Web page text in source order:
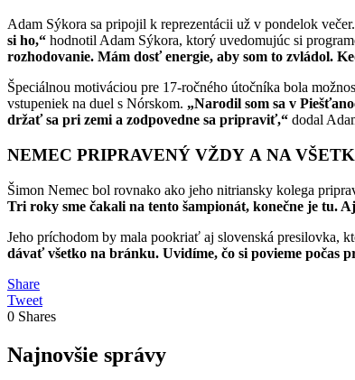
Adam Sýkora sa pripojil k reprezentácii už v pondelok
si ho,“ hodnotil Adam Sýkora, ktorý uvedomujúc si
rozhodovanie. Mám dosť energie, aby som to zvládol.
Špeciálnou motiváciou pre 17-ročného útočníka bola
vstupeniek na duel s Nórskom. „Narodil som sa v
držať sa pri zemi a zodpovedne sa pripraviť,“ dodal
NEMEC PRIPRAVENÝ VŽDY A NA
Šimon Nemec bol rovnako ako jeho nitriansky kolega
Tri roky sme čakali na tento šampionát, konečne je tu.
Jeho príchodom by mala pookriať aj slovenská presilovka,
dávať všetko na bránku. Uvidíme, čo si povieme počas
Share
Tweet
0 Shares
Najnovšie správy